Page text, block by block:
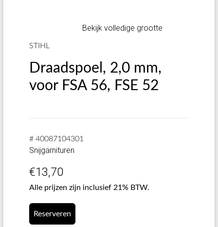
Bekijk volledige grootte
STIHL
Draadspoel, 2,0 mm,
voor FSA 56, FSE 52
# 40087104301
Snijgarnituren
€13,70
Alle prijzen zijn inclusief 21% BTW.
Reserveren